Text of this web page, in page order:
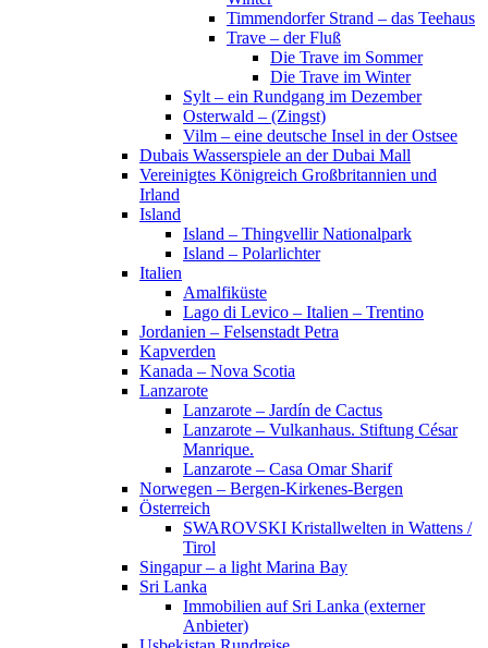
Timmendorfer Strand – das Teehaus
Trave – der Fluß
Die Trave im Sommer
Die Trave im Winter
Sylt – ein Rundgang im Dezember
Osterwald – (Zingst)
Vilm – eine deutsche Insel in der Ostsee
Dubais Wasserspiele an der Dubai Mall
Vereinigtes Königreich Großbritannien und
Irland
Island
Island – Thingvellir Nationalpark
Island – Polarlichter
Italien
Amalfiküste
Lago di Levico – Italien – Trentino
Jordanien – Felsenstadt Petra
Kapverden
Kanada – Nova Scotia
Lanzarote
Lanzarote – Jardín de Cactus
Lanzarote – Vulkanhaus. Stiftung César
Manrique.
Lanzarote – Casa Omar Sharif
Norwegen – Bergen-Kirkenes-Bergen
Österreich
SWAROVSKI Kristallwelten in Wattens /
Tirol
Singapur – a light Marina Bay
Sri Lanka
Immobilien auf Sri Lanka (externer
Anbieter)